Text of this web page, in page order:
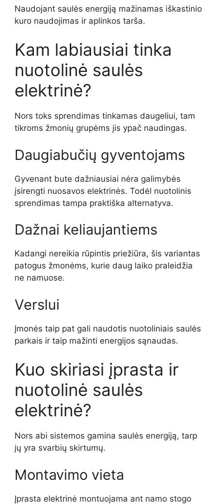
Naudojant saulės energiją mažinamas iškastinio
kuro naudojimas ir aplinkos tarša.
Kam labiausiai tinka
nuotolinė saulės
elektrinė?
Nors toks sprendimas tinkamas daugeliui, tam
tikroms žmonių grupėms jis ypač naudingas.
Daugiabučių gyventojams
Gyvenant bute dažniausiai nėra galimybės
įsirengti nuosavos elektrinės. Todėl nuotolinis
sprendimas tampa praktiška alternatyva.
Dažnai keliaujantiems
Kadangi nereikia rūpintis priežiūra, šis variantas
patogus žmonėms, kurie daug laiko praleidžia
ne namuose.
Verslui
Įmonės taip pat gali naudotis nuotoliniais saulės
parkais ir taip mažinti energijos sąnaudas.
Kuo skiriasi įprasta ir
nuotolinė saulės
elektrinė?
Nors abi sistemos gamina saulės energiją, tarp
jų yra svarbių skirtumų.
Montavimo vieta
Įprasta elektrinė montuojama ant namo stogo